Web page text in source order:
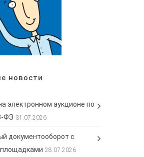
новости
электронном аукционе по
ФЗ 31.07.2026
документооборот с
28.07.2026